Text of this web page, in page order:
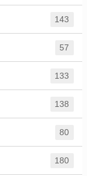
143
57
133
138
80
180